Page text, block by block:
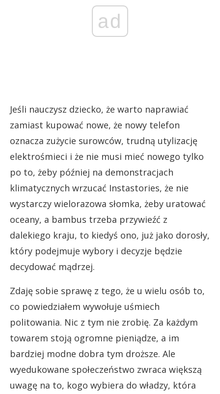
ad
Jeśli nauczysz dziecko, że warto naprawiać
zamiast kupować nowe, że nowy telefon
oznacza zużycie surowców, trudną utylizację
elektrośmieci i że nie musi mieć nowego tylko
po to, żeby później na demonstracjach
klimatycznych wrzucać Instastories, że nie
wystarczy wielorazowa słomka, żeby uratować
oceany, a bambus trzeba przywieźć z
dalekiego kraju, to kiedyś ono, już jako dorosły,
który podejmuje wybory i decyzje będzie
decydować mądrzej.
Zdaję sobie sprawę z tego, że u wielu osób to,
co powiedziałem wywołuje uśmiech
politowania. Nic z tym nie zrobię. Za każdym
towarem stoją ogromne pieniądze, a im
bardziej modne dobra tym droższe. Ale
wyedukowane społeczeństwo zwraca większą
uwagę na to, kogo wybiera do władzy, która